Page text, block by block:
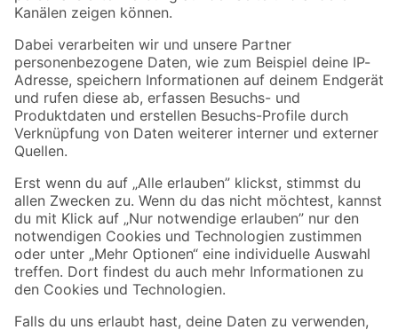
Folge uns
Zahlungsarten Versandarten
Sicher einkaufen
Jetzt die toom-App herunterladen